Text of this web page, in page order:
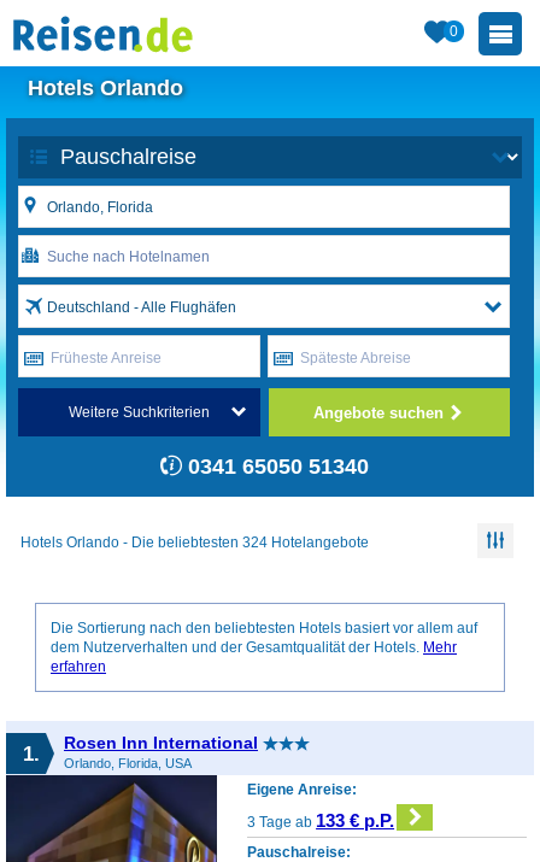
0
Hotels Orlando
Deutschland - Alle Flughäfen
Früheste Anreise Späteste Abreise
Weitere Suchkriterien Angebote suchen
0341 65050 51340
Hotels Orlando - Die beliebtesten 324 Hotelangebote
Die Sortierung nach den beliebtesten Hotels basiert vor allem auf
dem Nutzerverhalten und der Gesamtqualität der Hotels. Mehr
erfahren
1. Rosen Inn International
Orlando, Florida, USA
Eigene Anreise:
3 Tage ab 133 € p.P.
Pauschalreise: